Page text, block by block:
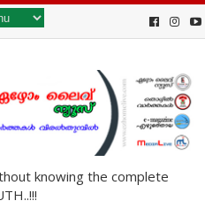
knowing the complete